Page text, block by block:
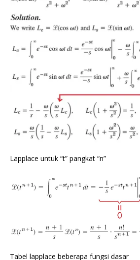
Lapplace untuk “t” pangkat “n”
Tabel lapplace beberapa fungsi dasar